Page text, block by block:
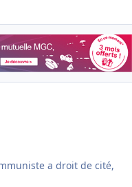
a droit de cité,